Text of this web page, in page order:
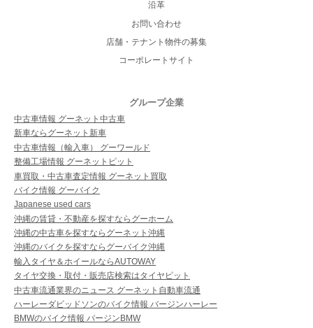
沿革
お問い合わせ
店舗・テナント物件の募集
コーポレートサイト
グループ企業
中古車情報 グーネット中古車
新車ならグーネット新車
中古車情報（輸入車） グーワールド
整備工場情報 グーネットピット
車買取・中古車査定情報 グーネット買取
バイク情報 グーバイク
Japanese used cars
沖縄の賃貸・不動産を探すならグーホーム
沖縄の中古車を探すならグーネット沖縄
沖縄のバイクを探すならグーバイク沖縄
輸入タイヤ＆ホイールならAUTOWAY
タイヤ交換・取付・販売店検索はタイヤピット
中古車流通業界のニュース グーネット自動車流通
ハーレーダビッドソンのバイク情報 バージンハーレー
BMWのバイク情報 バージンBMW